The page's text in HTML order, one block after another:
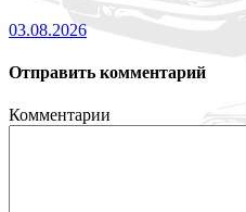
03.08.2026
Отправить комментарий
Комментарии